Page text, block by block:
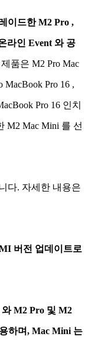
이드한 M2 Pro ,
라인 Event 와 공
제품은 M2 Pro Mac
MacBook Pro 16 ,
Pro 16 인치
M2 Mac Mini 를 선
다. 자세한 내용은
버전 업데이트로
M2 Pro 및 M2
하며, Mac Mini 는